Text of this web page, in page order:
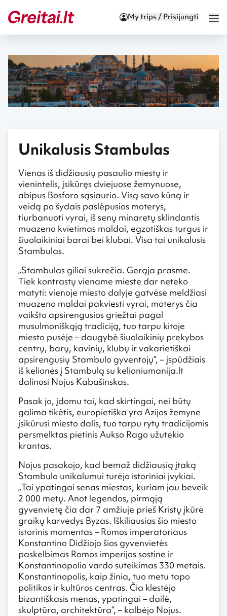
My trips / Prisijungti
Unikalusis Stambulas
Vienas iš didžiausių pasaulio miestų ir
vienintelis, įsikūręs dviejuose žemynuose,
abipus Bosforo sąsiaurio. Visą savo kūną ir
veidą po šydais paslėpusios moterys,
tiurbanuoti vyrai, iš senų minaretų sklindantis
muazeno kvietimas maldai, egzotiškas turgus ir
šiuolaikiniai barai bei klubai. Visa tai unikalusis
Stambulas.
„Stambulas giliai sukrečia. Gerąja prasme.
Tiek kontrastų viename mieste dar neteko
matyti: vienoje miesto dalyje gatvėse meldžiasi
muazeno maldai pakviesti vyrai, moterys čia
vaikšto apsirengusios griežtai pagal
musulmoniškąją tradiciją, tuo tarpu kitoje
miesto pusėje – daugybė šiuolaikinių prekybos
centrų, barų, kavinių, klubų ir vakarietiškai
apsirengusių Stambulo gyventojų“, – įspūdžiais
iš kelionės į Stambulą su kelioniumanija.lt
dalinosi Nojus Kabašinskas.
Pasak jo, įdomu tai, kad skirtingai, nei būtų
galima tikėtis, europietiška yra Azijos žemyne
įsikūrusi miesto dalis, tuo tarpu rytų tradicijomis
persmelktas pietinis Aukso Rago užutekio
krantas.
Nojus pasakojo, kad bemaž didžiausią įtaką
Stambulo unikalumui turėjo istoriniai įvykiai.
„Tai ypatingai senas miestas, kuriam jau beveik
2 000 metų. Anot legendos, pirmąją
gyvenvietę čia dar 7 amžiuje prieš Kristų įkūrė
graikų karvedys Byzas. Iškiliausias šio miesto
istorinis momentas – Romos imperatoriaus
Konstantino Didžiojo šios gyvenvietės
paskelbimas Romos imperijos sostine ir
Konstantinopolio vardo suteikimas 330 metais.
Konstantinopolis, kaip žinia, tuo metu tapo
politikos ir kultūros centras. Čia klestėjo
bizantiškasis menas, ypatingai – dailė,
skulptūra, architektūra“, – kalbėjo Nojus.